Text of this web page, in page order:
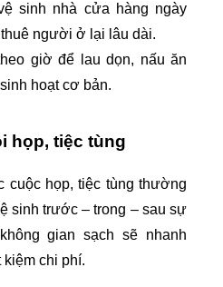
sinh nhà cửa hàng ngày
người ở lại lâu dài.
giờ để lau dọn, nấu ăn
hoạt cơ bản.
họp, tiệc tùng
cuộc họp, tiệc tùng thường
sinh trước – trong – sau sự
gian sạch sẽ nhanh
chi phí.